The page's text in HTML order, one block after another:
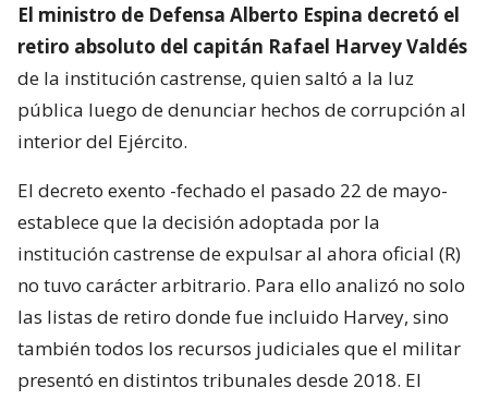
El ministro de Defensa Alberto Espina decretó el
retiro absoluto del capitán Rafael Harvey Valdés
de la institución castrense, quien saltó a la luz
pública luego de denunciar hechos de corrupción al
interior del Ejército.
El decreto exento -fechado el pasado 22 de mayo-
establece que la decisión adoptada por la
institución castrense de expulsar al ahora oficial (R)
no tuvo carácter arbitrario. Para ello analizó no solo
las listas de retiro donde fue incluido Harvey, sino
también todos los recursos judiciales que el militar
presentó en distintos tribunales desde 2018. El